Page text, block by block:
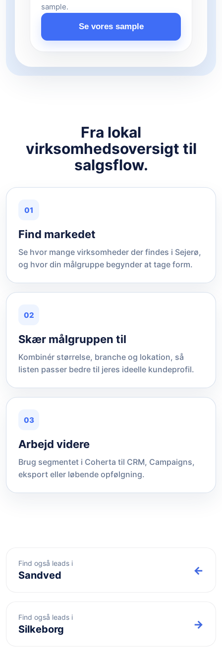
sample.
Se vores sample
Fra lokal
virksomhedsoversigt til
salgsflow.
01
Find markedet
Se hvor mange virksomheder der findes i Sejerø,
og hvor din målgruppe begynder at tage form.
02
Skær målgruppen til
Kombinér størrelse, branche og lokation, så
listen passer bedre til jeres ideelle kundeprofil.
03
Arbejd videre
Brug segmentet i Coherta til CRM, Campaigns,
eksport eller løbende opfølgning.
Find også leads i
Sandved ←
Find også leads i
Silkeborg →